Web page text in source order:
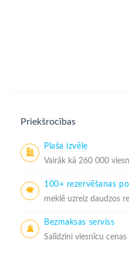
Priekšrocības
Plaša izvēle
Vairāk kā 260 000
100+ rezervēšanas
meklē uzreiz daudzos
Bezmaksas serviss
Salīdzini viesnīcu cenas